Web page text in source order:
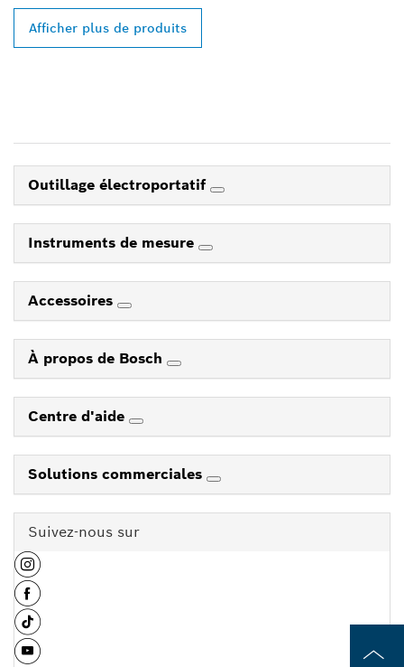
Afficher plus de produits
Outillage électroportatif
Instruments de mesure
Accessoires
À propos de Bosch
Centre d'aide
Solutions commerciales
Suivez-nous sur